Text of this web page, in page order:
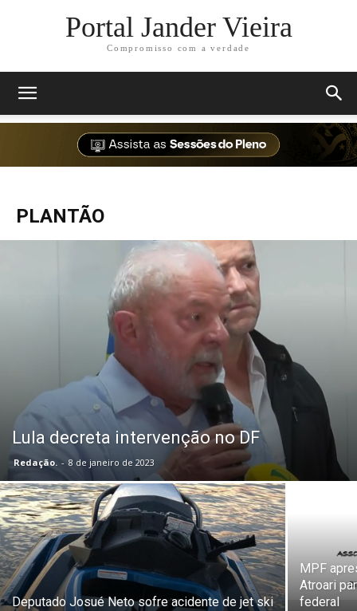
Portal Jander Vieira
Compromisso com a verdade
PLANTÃO
Lula decreta intervenção no DF
Redação. - 8 de janeiro de 2023
Deputado Josué Neto sofre acidente de jet ski
MPF
Atroari
federal